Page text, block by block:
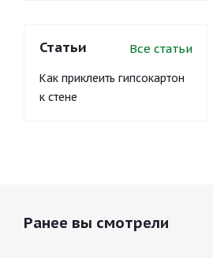
Статьи Все статьи
Как приклеить гипсокартон
к стене
Ранее вы смотрели